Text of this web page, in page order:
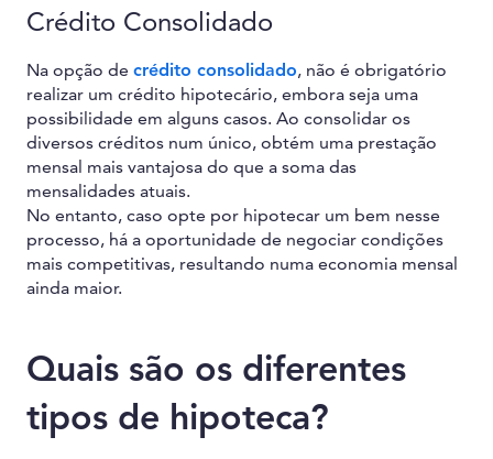
Crédito Consolidado
Na opção de crédito consolidado, não é obrigatório
realizar um crédito hipotecário, embora seja uma
possibilidade em alguns casos. Ao consolidar os
diversos créditos num único, obtém uma prestação
mensal mais vantajosa do que a soma das
mensalidades atuais.
No entanto, caso opte por hipotecar um bem nesse
processo, há a oportunidade de negociar condições
mais competitivas, resultando numa economia mensal
ainda maior.
Quais são os diferentes
tipos de hipoteca?